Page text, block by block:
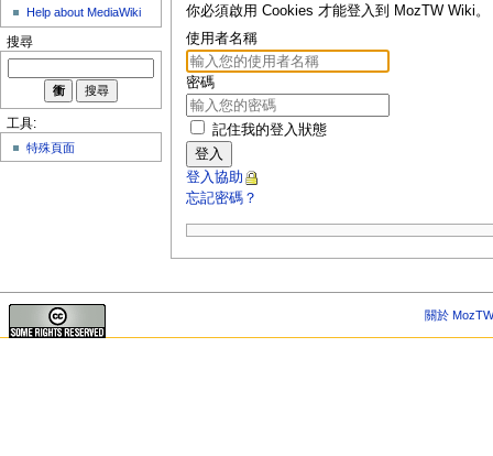
你必須啟用 Cookies 才能登入到 MozTW Wiki。
使用者名稱
密碼
記住我的登入狀態
登入
登入協助
忘記密碼？
Help about MediaWiki
搜尋
工具:
特殊頁面
關於